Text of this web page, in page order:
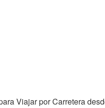
Viajar por Carretera